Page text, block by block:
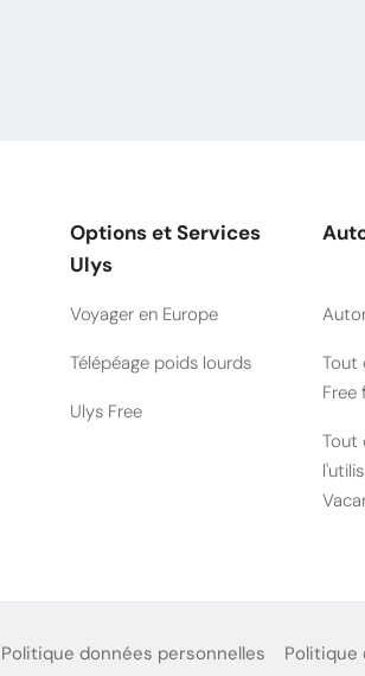
Options et Services
Ulys
Voyager en Europe
Télépéage poids lourds
Ulys Free
Tout
Free
Tout
Politique données personnelles Politique